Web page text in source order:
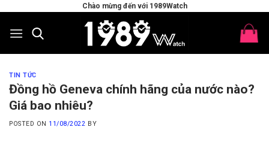
content
Chào mừng đến với 1989Watch
TIN TỨC
Đồng hồ Geneva chính hãng của nước nào?
Giá bao nhiêu?
POSTED ON 11/08/2022 BY